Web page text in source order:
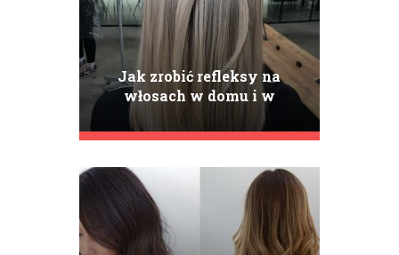
Jak zrobić refleksy na
włosach w domu i w
salonie? Refleksy a
pasemka